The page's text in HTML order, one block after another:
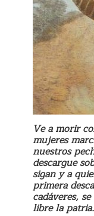
Ve a morir
mujeres
nuestros
descargue
sigan y a
primera
cadáveres,
libre la patria.